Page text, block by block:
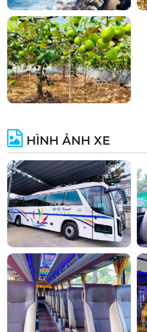
HÌNH ẢNH XE